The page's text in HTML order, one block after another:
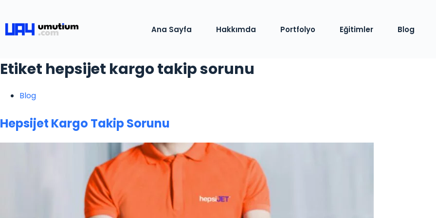
Ana Sayfa Hakkımda Portfolyo Eğitimler Blog
Etiket hepsijet kargo takip sorunu
Blog
Hepsijet Kargo Takip Sorunu